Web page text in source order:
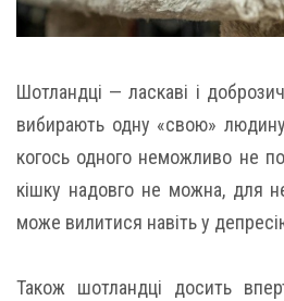
Шотландці — ласкаві і
вибирають одну «свою»
когось одного неможливо не
кішку надовго не можна, для
може вилитися навіть у
Також шотландці досить